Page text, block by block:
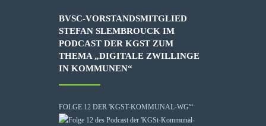
BVSC-VORSTANDSMITGLIED
STEFAN SLEMBROUCK IM
PODCAST DER KGST ZUM
THEMA „DIGITALE ZWILLINGE
IN KOMMUNEN“
FOLGE 12 DER 'KGST-KOMMUNAL-WG'“